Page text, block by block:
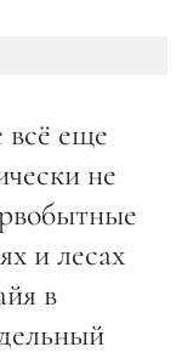
всё еще
не
и лесах
в